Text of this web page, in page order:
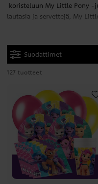
koristeluun My Little Pony -
lautasia ja servettejä, My
Entä sinä? Muistathan
teeman lastenjuhliin.
muita
Suodattimet
127 tuotteet